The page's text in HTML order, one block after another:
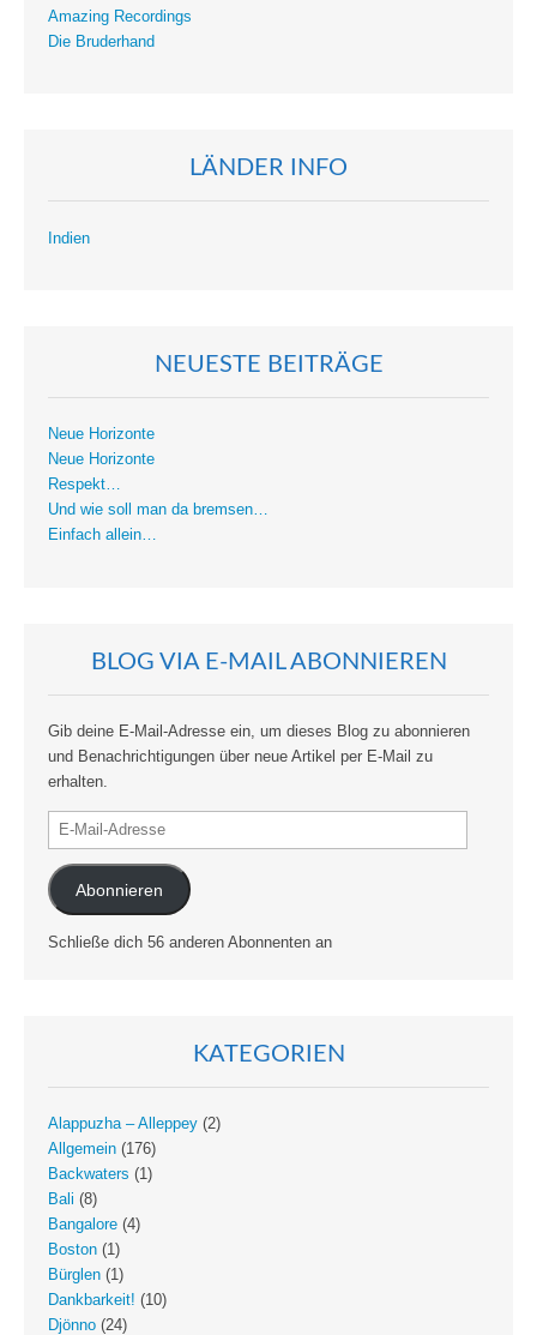
Amazing Recordings
Die Bruderhand
LÄNDER INFO
Indien
NEUESTE BEITRÄGE
Neue Horizonte
Neue Horizonte
Respekt…
Und wie soll man da bremsen…
Einfach allein…
BLOG VIA E-MAIL ABONNIEREN
Gib deine E-Mail-Adresse ein, um dieses Blog zu abonnieren
und Benachrichtigungen über neue Artikel per E-Mail zu
erhalten.
E-
Mail-
Adresse
Abonnieren
Schließe dich 56 anderen Abonnenten an
KATEGORIEN
Alappuzha – Alleppey (2)
Allgemein (176)
Backwaters (1)
Bali (8)
Bangalore (4)
Boston (1)
Bürglen (1)
Dankbarkeit! (10)
Djönno (24)